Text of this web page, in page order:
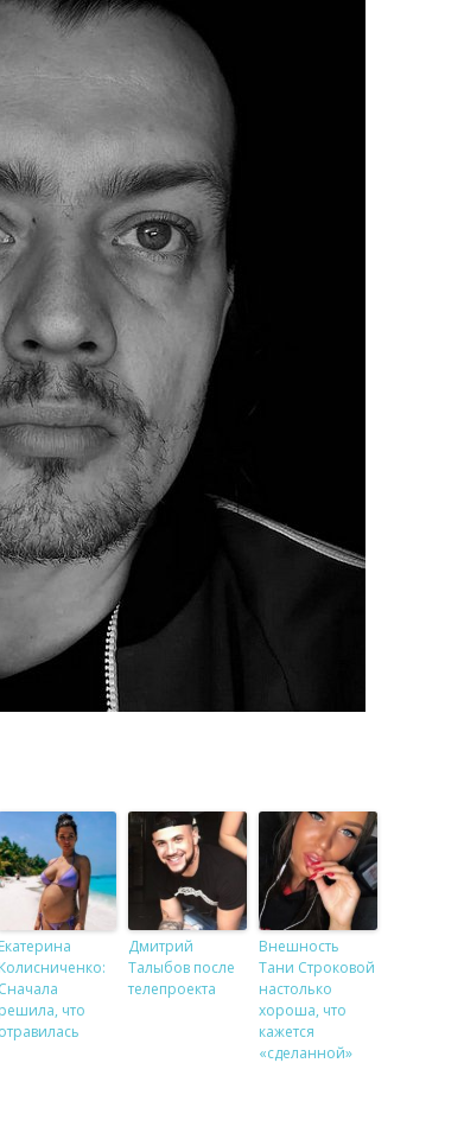
Екатерина
Колисниченко:
Сначала
решила, что
отравилась
Дмитрий
Талыбов после
телепроекта
Внешность
Тани Строковой
настолько
хороша, что
кажется
«сделанной»